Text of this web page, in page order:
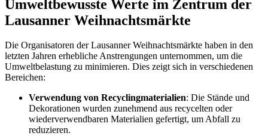
Umweltbewusste Werte im Zentrum der
Lausanner Weihnachtsmärkte
Die Organisatoren der Lausanner Weihnachtsmärkte haben in den
letzten Jahren erhebliche Anstrengungen unternommen, um die
Umweltbelastung zu minimieren. Dies zeigt sich in verschiedenen
Bereichen:
Verwendung von Recyclingmaterialien: Die Stände und
Dekorationen wurden zunehmend aus recycelten oder
wiederverwendbaren Materialien gefertigt, um Abfall zu
reduzieren.